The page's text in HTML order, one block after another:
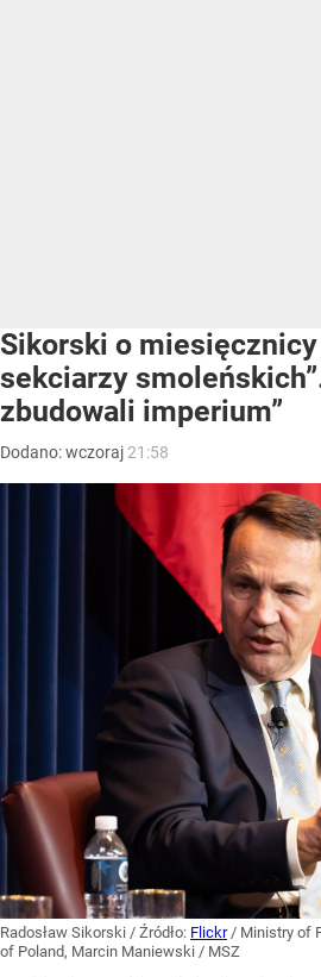
Sikorski o miesięcznicy
sekciarzy
zbudowali imperium”
Dodano:wczoraj 21:58
Radosław Sikorski / Źródło: Flickr / Ministry of
of Poland, Marcin Maniewski / MSZ